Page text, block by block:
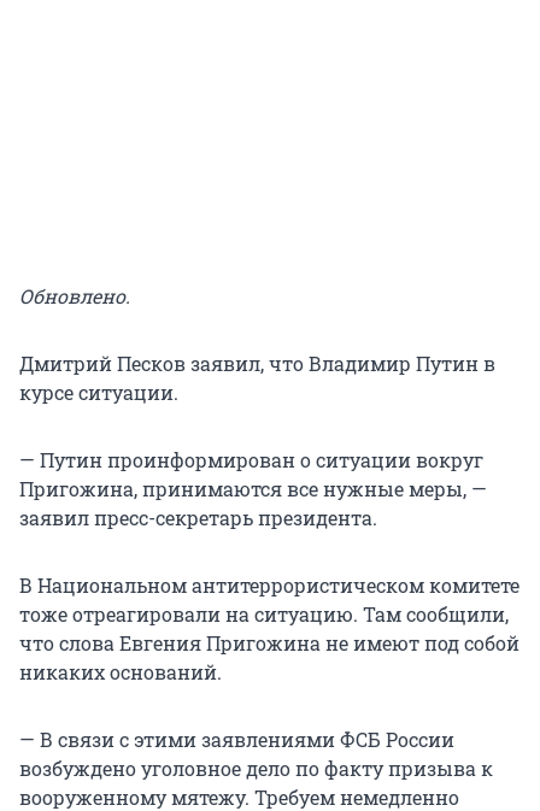
Обновлено.
Дмитрий Песков заявил, что Владимир Путин в
курсе ситуации.
— Путин проинформирован о ситуации вокруг
Пригожина, принимаются все нужные меры, —
заявил пресс-секретарь президента.
В Национальном антитеррористическом комитете
тоже отреагировали на ситуацию. Там сообщили,
что слова Евгения Пригожина не имеют под собой
никаких оснований.
— В связи с этими заявлениями ФСБ России
возбуждено уголовное дело по факту призыва к
вооруженному мятежу. Требуем немедленно